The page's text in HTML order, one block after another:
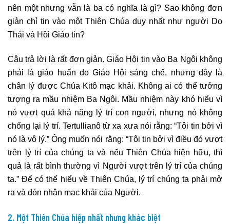
nên một nhưng vẫn là ba có nghĩa là gì? Sao không đơn
giản chỉ tin vào một Thiên Chúa duy nhất như người Do
Thái và Hồi Giáo tin?
Câu trả lời là rất đơn giản. Giáo Hội tin vào Ba Ngôi không
phải là giáo huấn do Giáo Hội sáng chế, nhưng đây là
chân lý được Chúa Kitô mạc khải. Không ai có thể tưởng
tượng ra mầu nhiệm Ba Ngôi. Mầu nhiệm này khó hiểu vì
nó vượt quá khả năng lý trí con người, nhưng nó không
chống lại lý trí. Tertullianô từ xa xưa nói rằng: “Tôi tin bởi vì
nó là vô lý.” Ông muốn nói rằng: “Tôi tin bởi vì điều đó vượt
trên lý trí của chúng ta và nếu Thiên Chúa hiện hữu, thì
quả là rất bình thường vì Người vượt trên lý trí của chúng
ta.” Để có thể hiểu về Thiên Chúa, lý trí chúng ta phải mở
ra và đón nhận mạc khải của Người.
2. Một Thiên Chúa hiệp nhất nhưng khác biệt